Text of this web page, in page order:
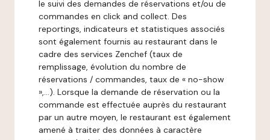
le suivi des demandes de réservations et/ou de
commandes en click and collect. Des
reportings, indicateurs et statistiques associés
sont également fournis au restaurant dans le
cadre des services Zenchef (taux de
remplissage, évolution du nombre de
réservations / commandes, taux de « no-show
»,…). Lorsque la demande de réservation ou la
commande est effectuée auprès du restaurant
par un autre moyen, le restaurant est également
amené à traiter des données à caractère